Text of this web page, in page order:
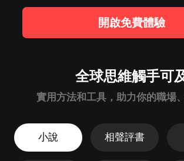
世界級大師的思維方式
隨時、隨地、隨心學。
實用方法和工具，助力你的職場